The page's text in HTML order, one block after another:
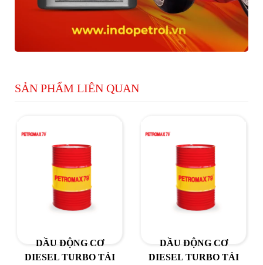
SẢN PHẨM LIÊN QUAN
DẦU ĐỘNG CƠ
DIESEL TURBO TẢI
DẦU ĐỘNG CƠ
DIESEL TURBO TẢI